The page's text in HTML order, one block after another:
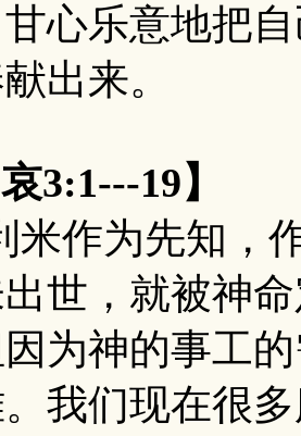
心乐意地把
出来。
哀3:1---19】
为先知，作
世，就被神
为神的事工
我们现在很